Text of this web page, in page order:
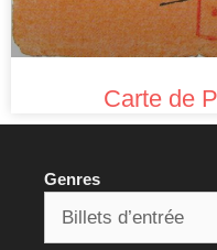
Carte de
Genres